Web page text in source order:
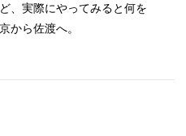
、実際にやってみると何を
から佐渡へ。